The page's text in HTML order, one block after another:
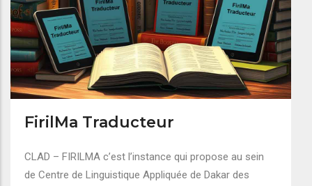
FirilMa Traducteur
CLAD – FIRILMA c’est l’instance qui propose au sein
de Centre de Linguistique Appliquée de Dakar des